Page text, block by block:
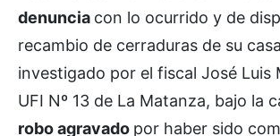
denuncia con lo ocurrido y de
recambio de cerraduras de su
investigado por el fiscal José Luis
UFI Nº 13 de La Matanza, bajo la
robo agravado por haber sido